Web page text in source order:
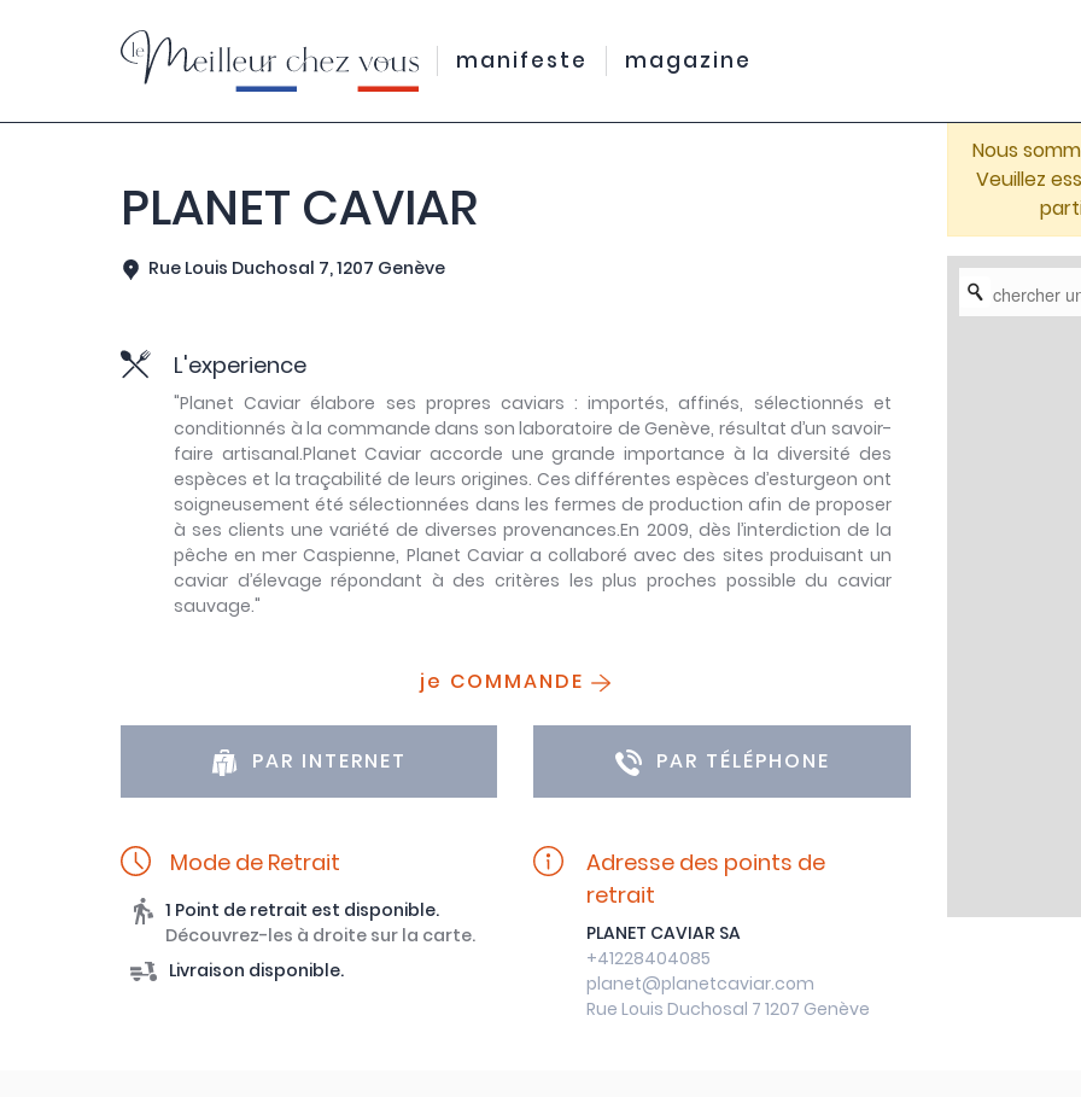
manifeste magazine
PLANET CAVIAR
Rue Louis Duchosal 7, 1207 Genève
L'experience
"Planet Caviar élabore ses propres caviars : importés, affinés, sélectionnés et
conditionnés à la commande dans son laboratoire de Genève, résultat d’un savoir-
faire artisanal.Planet Caviar accorde une grande importance à la diversité des
espèces et la traçabilité de leurs origines. Ces différentes espèces d’esturgeon ont
soigneusement été sélectionnées dans les fermes de production afin de proposer
à ses clients une variété de diverses provenances.En 2009, dès l’interdiction de la
pêche en mer Caspienne, Planet Caviar a collaboré avec des sites produisant un
caviar d’élevage répondant à des critères les plus proches possible du caviar
sauvage."
je COMMANDE
PAR INTERNET PAR TÉLÉPHONE
Mode de Retrait
1 Point de retrait est disponible.
Découvrez-les à droite sur la carte.
Livraison disponible.
Adresse des points de
retrait
PLANET CAVIAR SA
+41228404085
planet@planetcaviar.com
Rue Louis Duchosal 7 1207 Genève
Nous
Veuillez